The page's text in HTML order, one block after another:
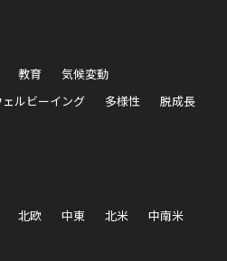
教育
気候変動
ェルビーイング 多様性 脱成長
北欧 中東 北米
中南米